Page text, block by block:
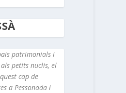
patrimonials i
petits nuclis, el
cap de
a Pessonada i